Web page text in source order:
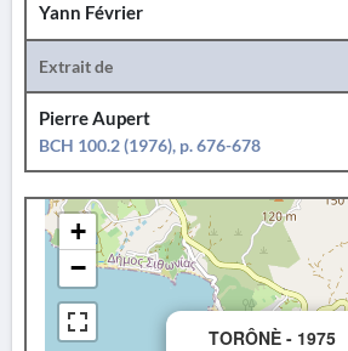
Yann Février
Extrait de
Pierre Aupert
BCH 100.2 (1976), p. 676-678
TORÔNÈ - 1975
+
−